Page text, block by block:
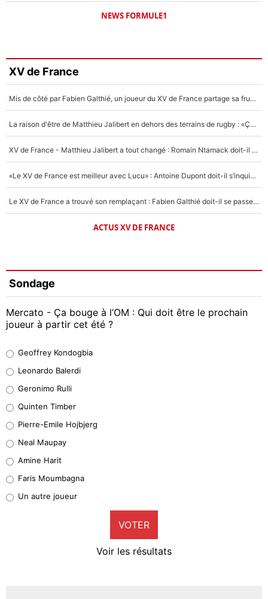
NEWS FORMULE1
XV de France
Mis de côté par Fabien Galthié, un joueur du XV de France partage sa frustration : «ils ne me l’ont pas dit tout de suite»
La raison d'être de Matthieu Jalibert en dehors des terrains de rugby : «Ça m'atteint autant que si tu touches à un membre de ma famille»
XV de France - Matthieu Jalibert a tout changé : Romain Ntamack doit-il s’inquiéter pour sa place à un an de la Coupe du monde ?
«Le XV de France est meilleur avec Lucu» : Antoine Dupont doit-il s’inquiéter pour sa place ?
Le XV de France a trouvé son remplaçant : Fabien Galthié doit-il se passer d'Antoine Dupont ?
ACTUS XV DE FRANCE
Sondage
Mercato - Ça bouge à l’OM : Qui doit être le prochain
joueur à partir cet été ?
38%
32%
5%
1%
9%
Geoffrey Kondogbia
Leonardo Balerdi
Geronimo Rulli
Quinten Timber
Pierre-Emile Hojbjerg
Neal Maupay
Amine Harit
Faris Moumbagna
Un autre joueur
VOTER
Voir les résultats